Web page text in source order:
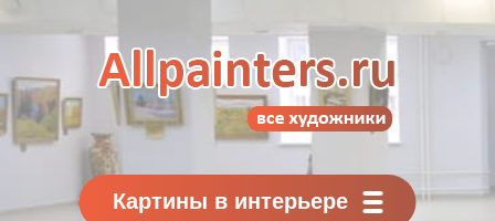
Картины классиков
и современников
Картины в интерьере